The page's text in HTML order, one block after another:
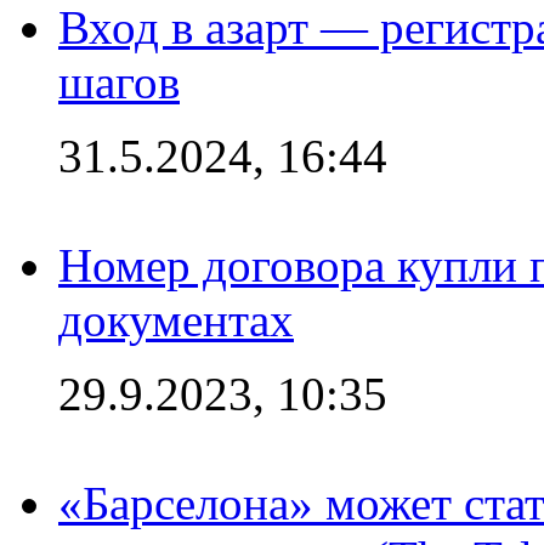
Вход в азарт —
шагов
31.5.2024, 16:44
Номер договора купли
документах
29.9.2023, 10:35
«Барселона» может